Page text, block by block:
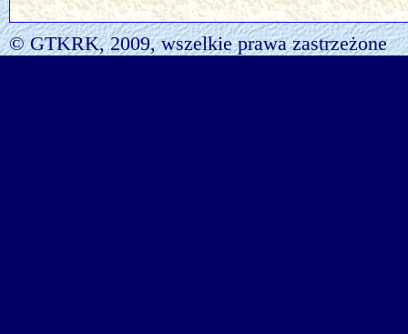
© GTKRK, 2009, wszelkie prawa zastrzeżone